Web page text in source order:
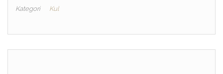
Kategori Kul